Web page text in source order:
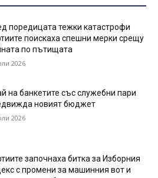
поредицата тежки катастрофи
поискаха спешни мерки срещу
по пътищата
2026
на банкетите със служебни пари
новият бюджет
2026
започнаха битка за Изборния
с промени за машинния вот и